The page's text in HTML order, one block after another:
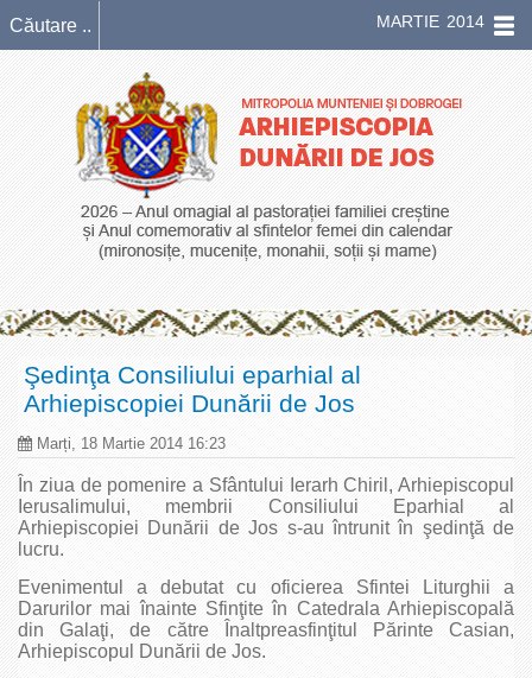
MARTIE 2014
Şedinţa Consiliului eparhial al
Arhiepiscopiei Dunării de Jos
Marți, 18 Martie 2014 16:23
În ziua de pomenire a Sfântului Ierarh Chiril, Arhiepiscopul
Ierusalimului, membrii Consiliului Eparhial al
Arhiepiscopiei Dunării de Jos s-au întrunit în şedinţă de
lucru.
Evenimentul a debutat cu oficierea Sfintei Liturghii a
Darurilor mai înainte Sfinţite în Catedrala Arhiepiscopală
din Galaţi, de către Înaltpreasfinţitul Părinte Casian,
Arhiepiscopul Dunării de Jos.